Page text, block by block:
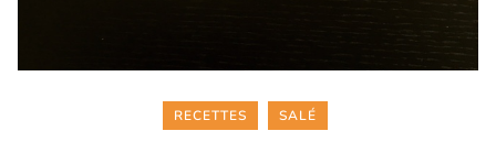
Categories
RECETTES SALÉ